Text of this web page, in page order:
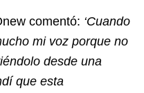
comentó: ‘Cuando
mi voz porque no
desde una
que esta